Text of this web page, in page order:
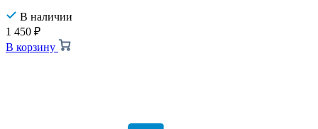
В наличии
1 450 ₽
В корзину